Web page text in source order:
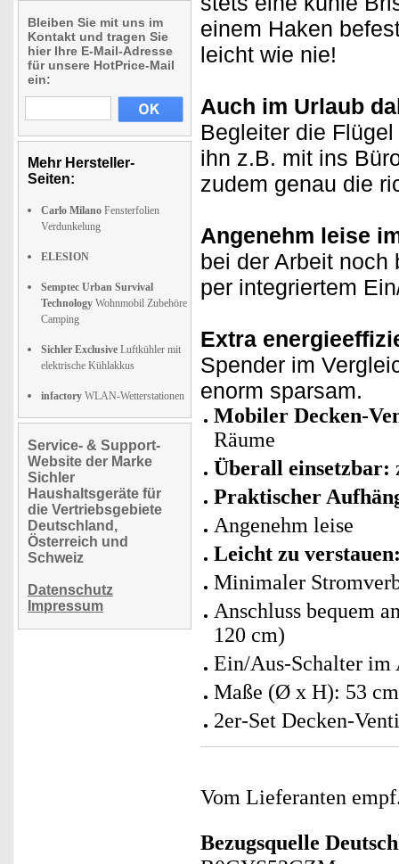
Bleiben Sie mit uns im
Kontakt und tragen Sie
hier Ihre E-Mail-Adresse
für unsere HotPrice-Mail
ein:
Mehr Hersteller-
Seiten:
Carlo Milano Fensterfolien
Verdunkelung
ELESION
Semptec Urban Survival
Technology Wohnmobil Zubehöre
Camping
Sichler Exclusive Luftkühler mit
elektrische Kühlakkus
infactory WLAN-Wetterstationen
Service- & Support-
Website der Marke
Sichler
Haushaltsgeräte für
die Vertriebsgebiete
Deutschland,
Österreich und
Schweiz
Datenschutz
Impressum
einem Haken
leicht wie nie!
Auch im Urlaub
Begleiter die
ihn z.B. mit ins
zudem genau die
Angenehm leise
bei der Arbeit noch
per integriertem
Extra
Spender im
enorm sparsam.
Mobiler Decken-
Räume
Überall einsetzbar:
Praktischer
Angenehm leise
Leicht zu
Minimaler
Anschluss bequem
120 cm)
Ein/Aus-Schalter im
Maße (Ø x H): 53
2er-Set Decken-
Vom Lieferanten
Bezugsquelle